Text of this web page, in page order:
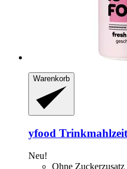
Warenkorb
yfood
Neu!
Ohne Zuckerzusatz